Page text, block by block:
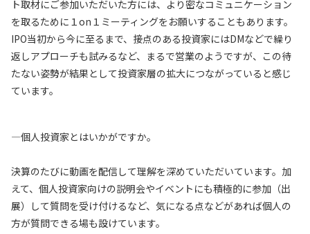
ト取材にご参加いただいた方には、より密なコミュニケーション
を取るために１on１ミーティングをお願いすることもあります。
IPO当初から今に至るまで、接点のある投資家にはDMなどで繰り
返しアプローチも試みるなど、まるで営業のようですが、この待
たない姿勢が結果として投資家層の拡大につながっていると感じ
ています。
—個人投資家とはいかがですか。
決算のたびに動画を配信して理解を深めていただいています。加
えて、個人投資家向けの説明会やイベントにも積極的に参加（出
展）して質問を受け付けるなど、気になる点などがあれば個人の
方が質問できる場も設けています。